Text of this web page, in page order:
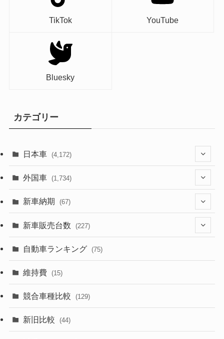
TikTok YouTube
Bluesky
カテゴリー
日本車 (4,172)
(1,321)
(329)
(357)
(328)
外国車 (1,734)
(242)
(85)
(84)
新車納期 (67)
(28)
(8)
(3)
(3)
新車販売台数 (227)
(21)
(5)
自動車ランキング (75)
維持費 (15)
競合車種比較 (129)
新旧比較 (44)